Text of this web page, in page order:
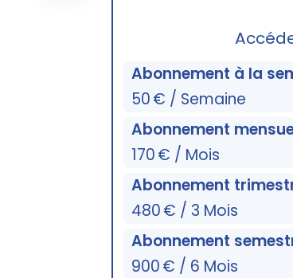
Abonnement à la
50 € / Semaine
Abonnement
170 € / Mois
Abonnement
480 € / 3 Mois
Abonnement
900 € / 6 Mois